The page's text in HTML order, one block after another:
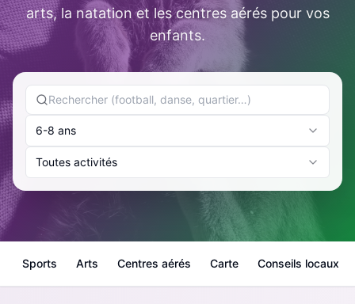
arts, la natation et les centres aérés pour vos
enfants.
6-8 ans
Toutes activités
Sports Arts Centres aérés Carte Conseils locaux